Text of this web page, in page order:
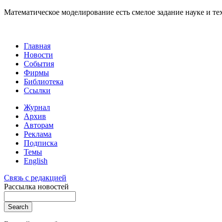
Математическое моделирование есть смелое задание науке и
Главная
Новости
События
Фирмы
Библиотека
Ссылки
Журнал
Архив
Авторам
Реклама
Подписка
Темы
English
Связь с редакцией
Рассылка новостей